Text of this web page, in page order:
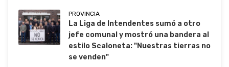
PROVINCIA
La Liga de Intendentes sumó a otro
jefe comunal y mostró una bandera al
estilo Scaloneta: "Nuestras tierras no
se venden"